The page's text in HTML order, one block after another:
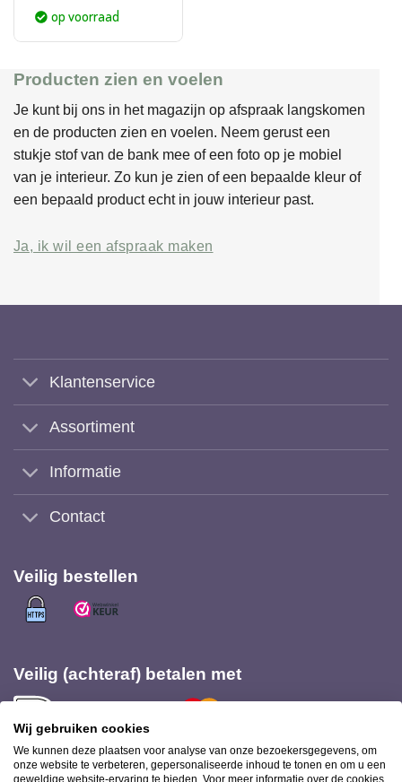
op voorraad
Producten zien en voelen
Je kunt bij ons in het magazijn op afspraak langskomen
en de producten zien en voelen. Neem gerust een
stukje stof van de bank mee of een foto op je mobiel
van je interieur. Zo kun je zien of een bepaalde kleur of
een bepaald product echt in jouw interieur past.
Ja, ik wil een afspraak maken
Klantenservice
Assortiment
Informatie
Contact
Veilig bestellen
Veilig (achteraf) betalen met
Wij gebruiken cookies
We kunnen deze plaatsen voor analyse van onze bezoekersgegevens, om
onze website te verbeteren, gepersonaliseerde inhoud te tonen en om u een
geweldige website-ervaring te bieden. Voor meer informatie over de cookies